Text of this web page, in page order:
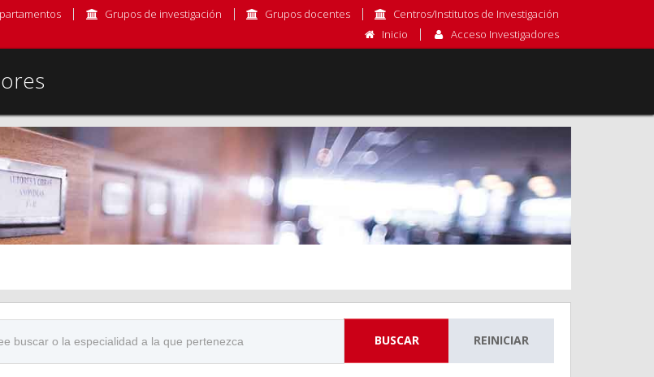
Grupos de investigación Grupos docentes
Centros/Institutos de Investigación
Inicio
Acceso Investigadores
BUSCAR REINICIAR